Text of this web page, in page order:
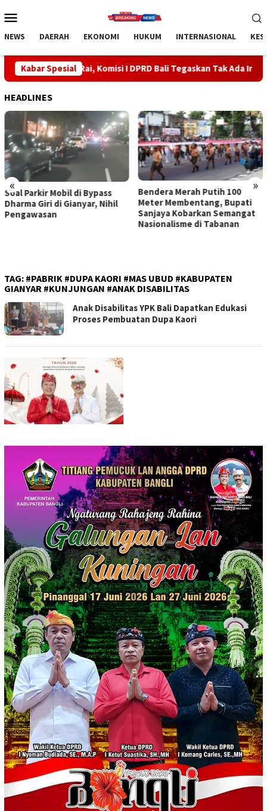
ke
Mobile
NEWS DAERAH EKONOMI HUKUM INTERNASIONAL
Kabar Spesial
Komisi I DPRD Bali Tegaskan Tak Ada Indikasi
HEADLINES
« »
Bendera Merah Putih 100
Meter Membentang, Bupati
Sanjaya Kobarkan Semangat
Sidak Bea Cukai Ngurah Rai,
Komisi I DPRD Bali Tegaskan
Tak Ada Indikasi
Penyalahgunaan Barang
TAG: #PABRIK #DUPA KAORI #MAS UBUD #KABUPATEN
GIANYAR #KUNJUNGAN #ANAK DISABILITAS
Anak Disabilitas YPK Bali Dapatkan Edukasi
Proses Pembuatan Dupa Kaori